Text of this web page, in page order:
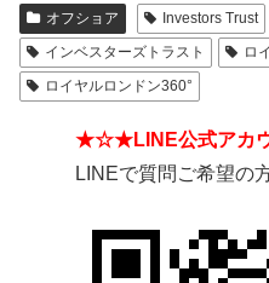
オフショア Investors Trust
インベスターズトラスト
ロ
ロイヤルロンドン360°
★☆★LINE公式アカ
LINEで質問ご希望の